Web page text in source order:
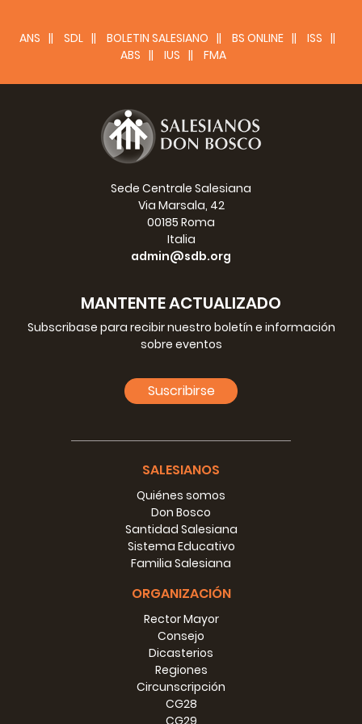
venissero accolti in un ospizio ove siano istruiti, avviati al
lavoro, sarebbero certamente tolti alle prigioni e restituiti
L´esperienza ha fatto conoscere che si può
efficacemente provvedere a queste quattro categorie di
1° Coi giardini di ricreazione festiva. Coll´amena
ricreazione, colla musica, colla ginnastica, colla corsa, coi
salti, colla declamazione, col teatrino si raccolgono con
molta facilità. Colla scuola serale poi, colla scuola
domenicale, col catechismo si dà l´alimento morale
2° In queste adunanze fare indagini per conoscere quelli
che sono fuori di padrone, e fare in modo che siano
occupati ed assistiti nel lavoro lungo la settimana.
3° Se ne incontrano poi di quelli che sono poveri ed
abbandonati, né hanno come vestirsi, né come nutrirsi, né
Il Governo senza assumersi una minuta amministrazione,
senza toccar il principio della carità legale può cooperare
fornire le scuole, e i giardini del necessario suppellettile.
2° Provvedere locali per ospizi, fornirli dei necessari utensili
per le arti e mestieri a cui sarebbero applicati i fanciulli
3° Il Governo lascierebbe libera l´accettazione degli allievi,
ma darebbe una diaria ovvero sussidio mensile per coloro
che trovandosi nelle condizioni sopra descritte fossero
ANS SDL BOLETIN SALESIANO BS ONLINE
ISS
ABS
IUS FMA
Sede Centrale Salesiana
Via Marsala, 42
00185 Roma
Italia
admin@sdb.org
MANTENTE ACTUALIZADO
Subscribase para recibir nuestro boletín e información
sobre eventos
Suscribirse
SALESIANOS
Quiénes somos
Don Bosco
Santidad Salesiana
Sistema Educativo
Familia Salesiana
ORGANIZACIÓN
Rector Mayor
Consejo
Dicasterios
Regiones
Circunscripción
CG28
CG29